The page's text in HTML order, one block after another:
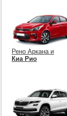
Рено Аркана и
Киа Рио